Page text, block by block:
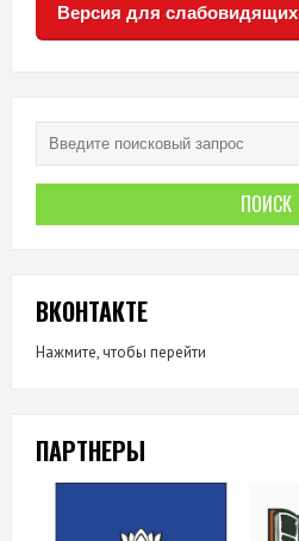
Версия для слабовидящих
ВКОНТАКТЕ
Нажмите, чтобы перейти
ПАРТНЕРЫ